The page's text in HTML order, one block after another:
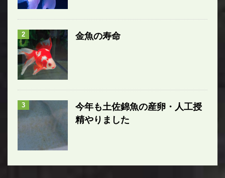
2 金魚の寿命
3
今年も土佐錦魚の産卵・人工授
精やりました